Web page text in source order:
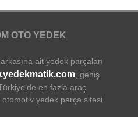
OTO YEDEK
ait yedek parçaları
, geniş
en fazla araç
otomotiv yedek parça sitesi